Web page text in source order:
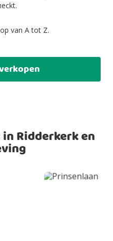
van A tot Z.
Ridderkerk en